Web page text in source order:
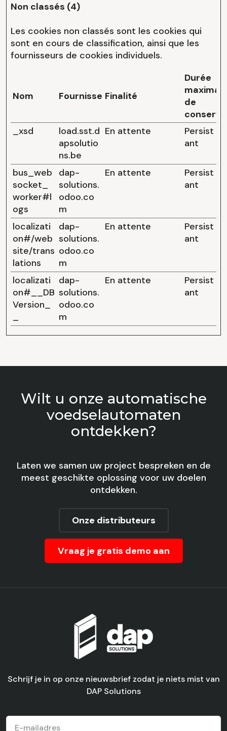
Non classés (4)
Les cookies non classés sont les cookies qui
sont en cours de classification, ainsi que les
fournisseurs de cookies individuels.
Nom FournisseurFinalité
Durée
de
_xsd
load.sst.d
apsolutio
ns.be
En attente
Persist
ant
bus_web
socket_
worker#l
ogs
dap-
solutions.
odoo.co
m
En attente
Persist
ant
localizati
on#/web
site/trans
lations
dap-
solutions.
odoo.co
m
En attente
Persist
ant
localizati
on#__DB
Version_
_
dap-
solutions.
odoo.co
m
En attente
Persist
ant
Wilt u onze automatische
voedselautomaten
ontdekken?
Laten we samen uw project bespreken en de
meest geschikte oplossing voor uw doelen
ontdekken.
Onze distributeurs
Vraag je gratis demo aan
Schrijf je in op onze nieuwsbrief zodat je niets mist van
DAP Solutions